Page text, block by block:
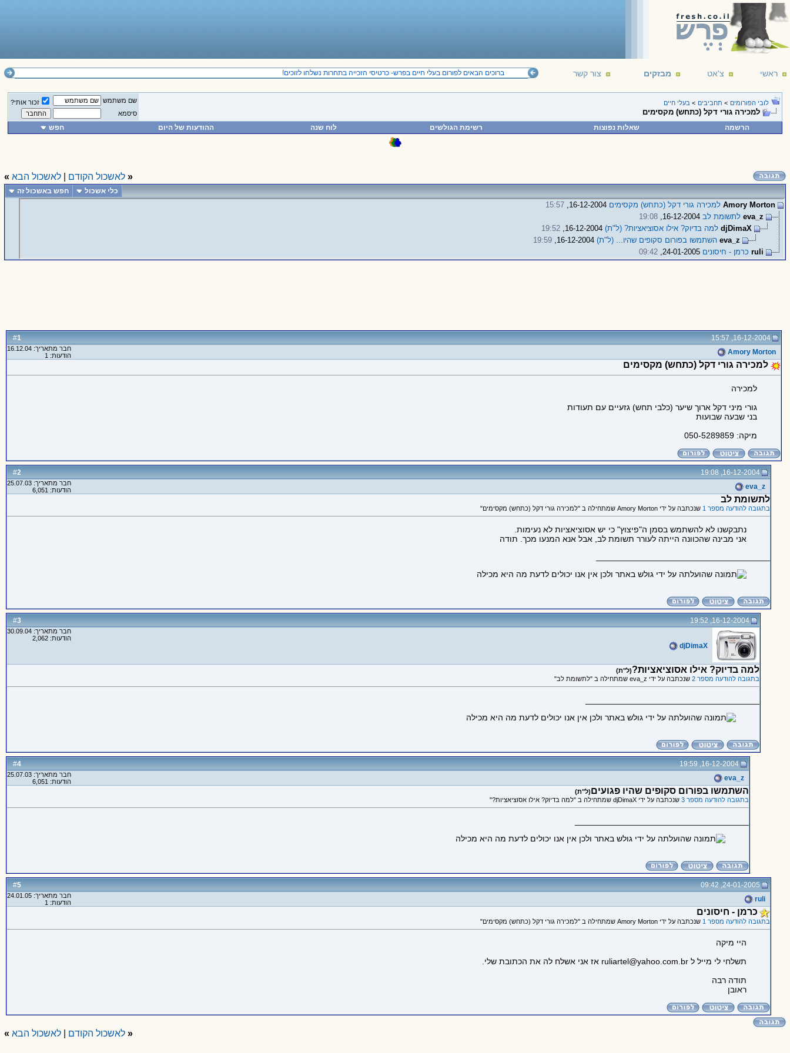
ראשי צ'אט מבזקים צור קשר ברוכים הבאים לפורום בעלי חיים בפרש- כרטיסי הזכייה בתחרות נשלחו לזוכים!
לובי הפורומים > תחביבים > בעלי חיים
למכירה גורי דקל (כתחש) מקסימים
שם משתמש
זכור אותי?
סיסמא
הרשמה שאלות נפוצות רשימת הגולשים לוח שנה ההודעות של היום חפש
« לאשכול הקודם לאשכול הבא »
כלי אשכול חפש באשכול זה
Amory Morton למכירה גורי דקל (כתחש) מקסימים
15:57
eva_z לתשומת לב16-12-2004,
19:08
djDimaX למה בדיוק? אילו אסוציאציות? (ל"ת)16-12-2004,
19:52
eva_z השתמשו בפורום סקופים שהיו... (ל"ת)16-12-2004,
19:59
ruli כרמן - חיסונים 09:42
#
1
16-12-2004, 15:57
Amory Morton
חבר מתאריך: 16.12.04
הודעות: 1
למכירה גורי דקל (כתחש) מקסימים
למכירה
גורי מיני דקל ארוך שיער (כלבי תחש) גזעיים עם תעודות
בני שבעה שבועות
מיקה: 050-5289859
#
2
16-12-2004, 19:08
eva_z
חבר מתאריך: 25.07.03
הודעות: 6,051
לתשומת לב
בתגובה להודעה מספר 1 שנכתבה על ידי Amory Morton שמתחילה ב "למכירה גורי דקל (כתחש) מקסימים"
נתבקשנו לא להשתמש בסמן ה"פיצוץ" כי יש אסוציאציות לא נעימות.
אני מבינה שהכוונה הייתה לעורר תשומת לב, אבל אנא המנעו מכך. תודה
#
3 16-12-2004, 19:52
djDimaX
חבר מתאריך: 30.09.04
הודעות: 2,062
למה בדיוק? אילו אסוציאציות?(ל"ת)
בתגובה להודעה מספר 2
שנכתבה על ידי eva_z שמתחילה ב "לתשומת לב"
#
4
16-12-2004, 19:59
eva_z
חבר מתאריך: 25.07.03
הודעות: 6,051
השתמשו בפורום סקופים שהיו פגועים(ל"ת)
בתגובה להודעה מספר 3
שנכתבה על ידי djDimaX שמתחילה ב "למה בדיוק? אילו אסוציאציות?"
#
5
24-01-2005, 09:42
ruli
חבר מתאריך: 24.01.05
הודעות: 1
כרמן - חיסונים
בתגובה להודעה מספר 1 שנכתבה על ידי Amory Morton שמתחילה ב "למכירה גורי דקל (כתחש) מקסימים"
היי מיקה
תשלחי לי מייל ל ruliartel@yahoo.com.br אז אני אשלח לה את הכתובת שלי.
תודה רבה
ראובן
« לאשכול הקודם |לאשכול הבא »